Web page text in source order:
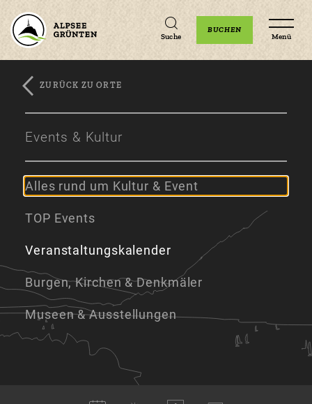
Zum
Zur
Zum
Suche
BUCHEN
Menü
ZURÜCK ZU ORTE
Events & Kultur
Alles rund um Kultur & Event
TOP Events
Veranstaltungskalender
Burgen, Kirchen & Denkmäler
Museen & Ausstellungen
Unterkünfte Veranstaltungen